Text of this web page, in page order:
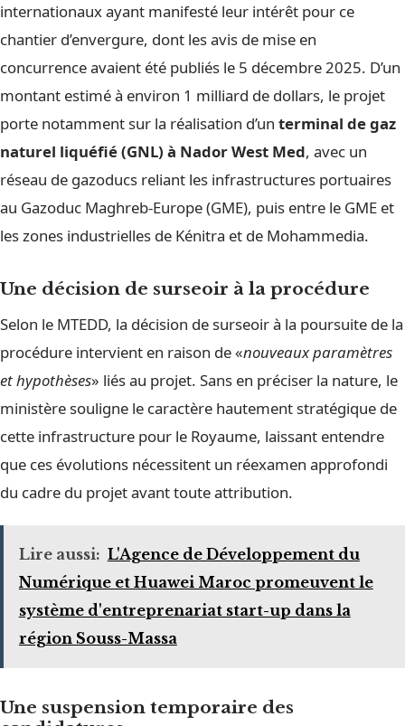
internationaux ayant manifesté leur intérêt pour ce
chantier d’envergure, dont les avis de mise en
concurrence avaient été publiés le 5 décembre 2025. D’un
montant estimé à environ 1 milliard de dollars, le projet
porte notamment sur la réalisation d’un terminal de gaz
naturel liquéfié (GNL) à Nador West Med, avec un
réseau de gazoducs reliant les infrastructures portuaires
au Gazoduc Maghreb-Europe (GME), puis entre le GME et
les zones industrielles de Kénitra et de Mohammedia.
Une décision de surseoir à la procédure
Selon le MTEDD, la décision de surseoir à la poursuite de la
procédure intervient en raison de «nouveaux paramètres
et hypothèses» liés au projet. Sans en préciser la nature, le
ministère souligne le caractère hautement stratégique de
cette infrastructure pour le Royaume, laissant entendre
que ces évolutions nécessitent un réexamen approfondi
du cadre du projet avant toute attribution.
Lire aussi: L'Agence de Développement du
Numérique et Huawei Maroc promeuvent le
système d'entreprenariat start-up dans la
région Souss-Massa
Une suspension temporaire des